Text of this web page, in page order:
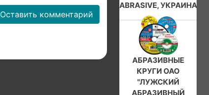
Оставить комментарий
ABRASIVE, УКРАИНА
АБРАЗИВНЫЕ
КРУГИ ОАО
"ЛУЖСКИЙ
АБРАЗИВНЫЙ